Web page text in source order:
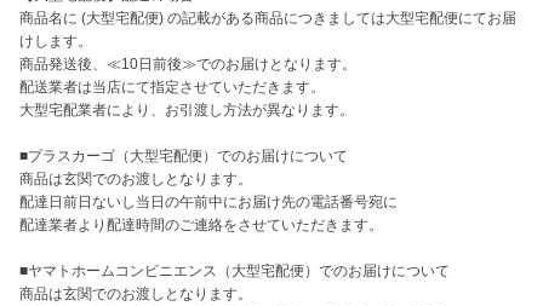
商品名に (大型宅配便) の記載がある商品につきましては大型宅配便にてお届
けします。
商品発送後、≪10日前後≫でのお届けとなります。
配送業者は当店にて指定させていただきます。
大型宅配業者により、お引渡し方法が異なります。
■プラスカーゴ（大型宅配便）でのお届けについて
商品は玄関でのお渡しとなります。
配達日前日ないし当日の午前中にお届け先の電話番号宛に
配達業者より配達時間のご連絡をさせていただきます。
■ヤマトホームコンビニエンス（大型宅配便）でのお届けについて
商品は玄関でのお渡しとなります。